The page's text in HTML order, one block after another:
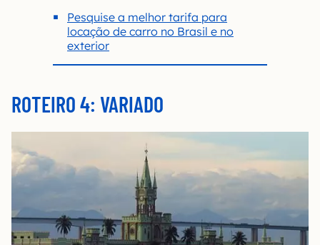
Pesquise a melhor tarifa para
locação de carro no Brasil e no
exterior
ROTEIRO 4: VARIADO